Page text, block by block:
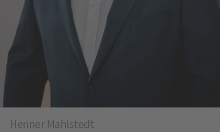
Henner Mahlstedt